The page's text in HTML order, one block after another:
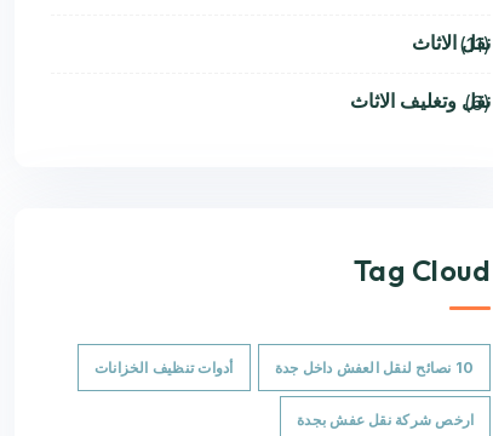
نقل الاثاث
(11)
نقل وتغليف الاثاث
(6)
Tag Cloud
10 نصائح لنقل العفش داخل جدة أدوات تنظيف الخزانات
ارخص شركة نقل عفش بجدة